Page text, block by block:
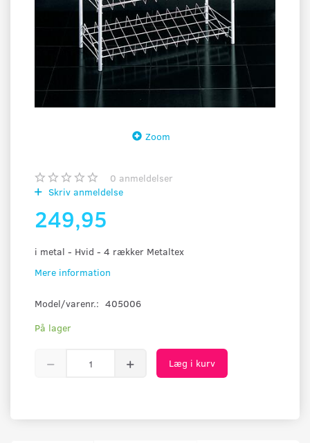
Zoom
0 anmeldelser
Skriv anmeldelse
249,95
i metal - Hvid - 4 rækker Metaltex
Mere information
Model/varenr.: 405006
På lager
Læg i kurv